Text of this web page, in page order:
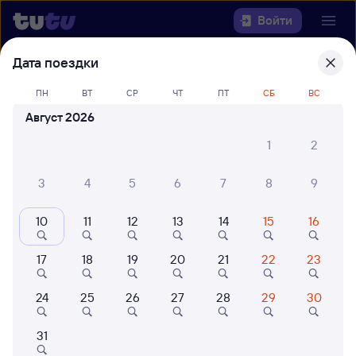
Войти
Выберите день, чтобы найти
билеты Луговая — Москва
Откуда
Когда
Кто едет
Найти поезда
Дата поездки
ПН ВТ СР ЧТ ПТ СБ ВС
Август 2026
1
2
3 4 5 6 7 8 9
10 11 12 13 14 15 16
17 18 19 20 21 22 23
24 25 26 27 28 29 30
31